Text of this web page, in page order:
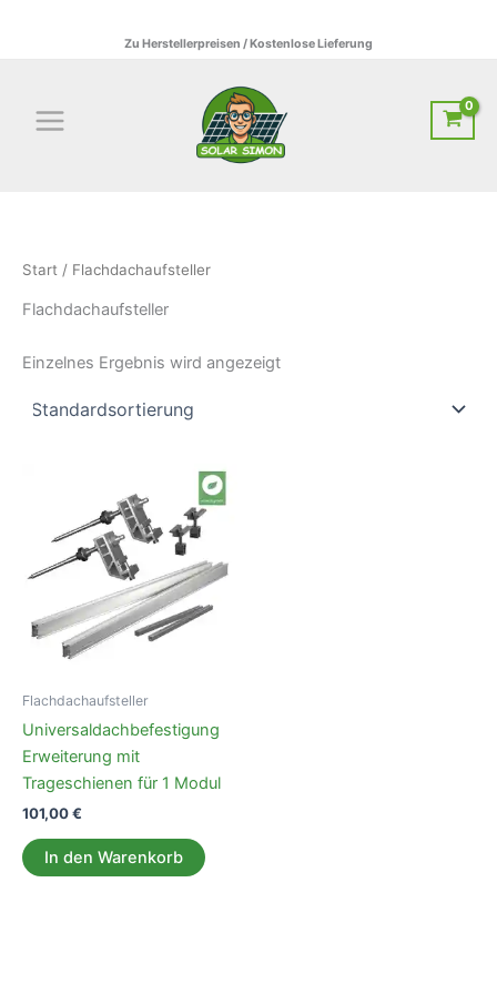
Zu Herstellerpreisen / Kostenlose Lieferung
Start / Flachdachaufsteller
Flachdachaufsteller
Einzelnes Ergebnis wird angezeigt
Flachdachaufsteller
Universaldachbefestigung
Erweiterung mit
Trageschienen für 1 Modul
101,00€
In den Warenkorb